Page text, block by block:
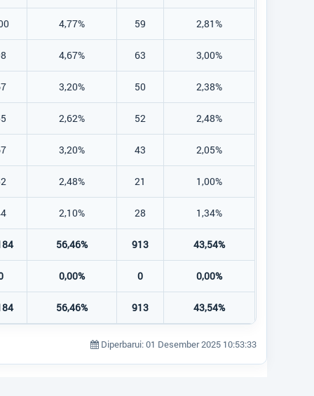
4,77% 59 2,81%
4,67% 63 3,00%
3,20% 50 2,38%
2,62% 52 2,48%
3,20% 43 2,05%
2,48% 21 1,00%
2,10% 28 1,34%
56,46% 913 43,54%
0,00% 0 0,00%
56,46% 913 43,54%
Diperbarui: 01 Desember 2025 10:53:33